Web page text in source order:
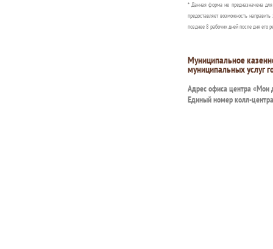
* Данная форма не предназначена
предоставляет возможность
позднее 8 рабочих дней после дня его
Муниципальное
муниципальных услуг
Адрес офиса центра «Мои
Единый номер колл-